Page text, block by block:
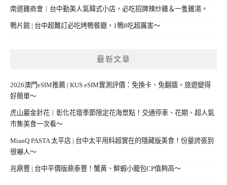
南道雞商會｜台中勤美人氣韓式小店，必吃招牌辣炒雞＆一隻雞湯。
鴨片館 | 台中超難訂必吃烤鴨餐廳，1鴨8吃超厲害～
最新文章
2026澳門eSIM推薦 | KUS eSIM實測評價：免換卡、免翻牆，旅遊變得
好簡單～
虎山巖金針花｜彰化花壇季節限定花海景點！交通停車、花期、超人氣
市集美食一次看～
MianQ PASTA 太平店 | 台中太平用料超實在的隱藏版美食！份量誇張到
很嚇人～
兆鼎豐 | 台中平價版鼎泰豐！蟹黃、鮮蝦小籠包CP值夠高～